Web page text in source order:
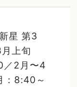
星 第3
上旬
／2月〜4
：8:40～